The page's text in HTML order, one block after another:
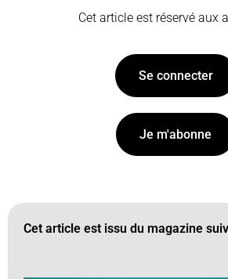
Cet article est réservé aux
Se connecter
Je m'abonne
Cet article est issu du magazine